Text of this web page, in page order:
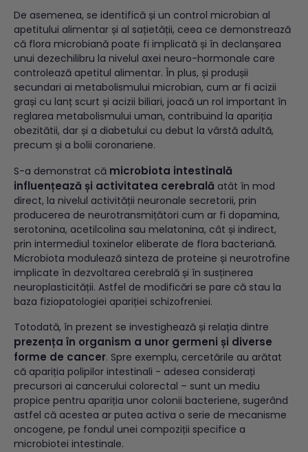
De asemenea, se identifică și un control microbian al
apetitului alimentar și al sațietății, ceea ce demonstrează
că flora microbiană poate fi implicată și în declanșarea
unui dezechilibru la nivelul axei neuro-hormonale care
controlează apetitul alimentar. În plus, și produșii
secundari ai metabolismului microbian, cum ar fi acizii
grași cu lanț scurt și acizii biliari, joacă un rol important în
reglarea metabolismului uman, contribuind la apariția
obezitătii, dar și a diabetului cu debut la vârstă adultă,
precum și a bolii coronariene.
S-a demonstrat că microbiota intestinală
influențează și activitatea cerebrală atât în mod
direct, la nivelul activității neuronale secretorii, prin
producerea de neurotransmițători cum ar fi dopamina,
serotonina, acetilcolina sau melatonina, cât și indirect,
prin intermediul toxinelor eliberate de flora bacteriană.
Microbiota modulează sinteza de proteine și neurotrofine
implicate în dezvoltarea cerebrală și în susținerea
neuroplasticității. Astfel de modificări se pare că stau la
baza fiziopatologiei apariției schizofreniei.
Totodată, în prezent se investighează și relația dintre
prezența în organism a unor germeni și diverse
forme de cancer. Spre exemplu, cercetările au arătat
că apariția polipilor intestinali - adesea considerați
precursori ai cancerului colorectal – sunt un mediu
propice pentru apariția unor colonii bacteriene, sugerând
astfel că acestea ar putea activa o serie de mecanisme
oncogene, pe fondul unei compoziții specifice a
microbiotei intestinale.